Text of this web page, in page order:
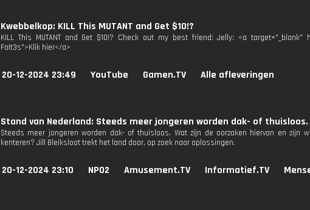
Kwebbelkop: KILL This MUTANT and Get $10!?
KILL This MUTANT and Get $10!? Check out my best friend: Jelly: <a target="_blank"
FoIt3s">Klik hier</a>
20-12-2024 23:49 YouTube Gamen.TV Alle afleveringen
Stand van Nederland: Steeds meer jongeren worden dak- of
Steeds meer jongeren worden dak- of thuisloos. Wat zijn de oorzaken hiervan en zijn
kenteren? Jill Bleiksloot trekt het land door, op zoek naar oplossingen.
20-12-2024 23:10 NPO2 Amusement.TV Informatief.TV